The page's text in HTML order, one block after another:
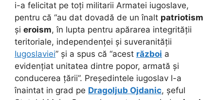
i-a felicitat pe toți militarii Armatei iugoslave,
pentru că “au dat dovadă de un înalt patriotism
și eroism, în lupta pentru apărarea integrității
teritoriale, independenței și suveranității
Iugoslaviei” și a spus că “acest război a
evidențiat unitatea dintre popor, armată și
conducerea țării”. Președintele iugoslav l-a
înaintat in grad pe Dragoljub Ojdanic, șeful